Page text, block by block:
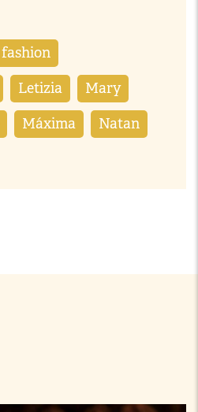
fashion
Letizia Mary
Máxima Natan